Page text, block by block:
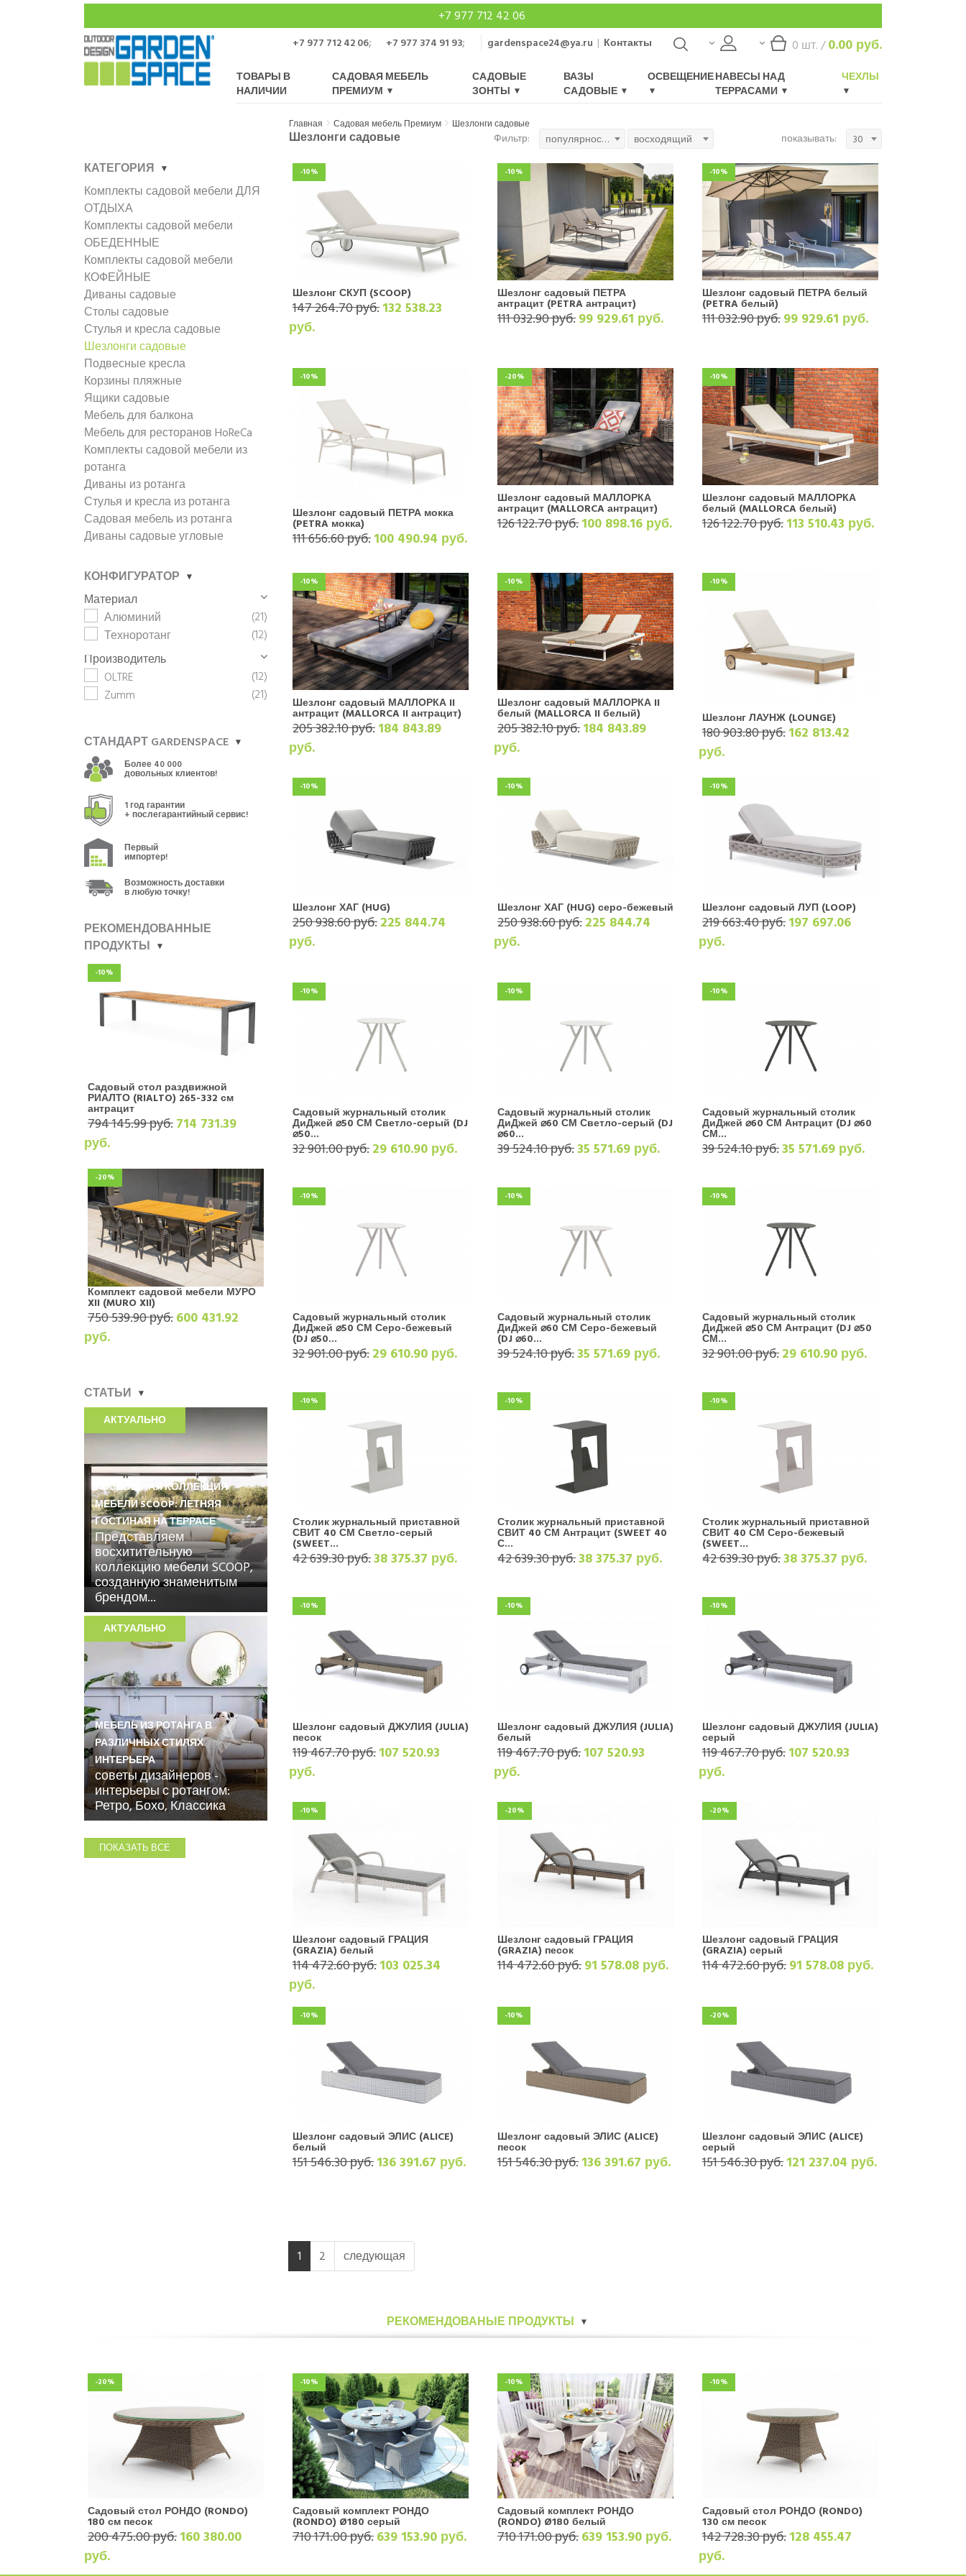
+7 977 712 42 06
+7 977 712 42 06; +7 977 374 91 93; gardenspace24@ya.ru | Контакты 0 шт. /0.00руб.
ТОВАРЫ В
НАЛИЧИИ
САДОВАЯ МЕБЕЛЬ
ПРЕМИУМ
САДОВЫЕ
ЗОНТЫ
ВАЗЫ
САДОВЫЕ
ОСВЕЩЕНИЕНАВЕСЫ НАД
ТЕРРАСАМИ
ЧЕХЛЫ
Главная Садовая мебель Премиум Шезлонги садовые
Шезлонги садовые Фильтр: популярность восходящий показывать: 30
КАТЕГОРИЯ
Комплекты садовой мебели ДЛЯ
ОТДЫХА
Комплекты садовой мебели
ОБЕДЕННЫЕ
Комплекты садовой мебели
КОФЕЙНЫЕ
Диваны садовые
Столы садовые
Стулья и кресла садовые
Шезлонги садовые
Подвесные кресла
Корзины пляжные
Ящики садовые
Мебель для балкона
Мебель для ресторанов HoReCa
Комплекты садовой мебели из
ротанга
Диваны из ротанга
Стулья и кресла из ротанга
Садовая мебель из ротанга
Диваны садовые угловые
КОНФИГУРАТОР
Материал
Алюминий
(21)
Техноротанг
(12)
Производитель
OLTRE
(12)
Zumm
(21)
СТАНДАРТ GARDENSPACE
Более 40 000
довольных клиентов!
1 год гарантии
+ послегарантийный сервис!
Первый
импортер!
Возможность доставки
в любую точку!
РЕКОМЕНДОВАННЫЕ
ПРОДУКТЫ
-10%
Садовый стол раздвижной
РИАЛТО (RIALTO) 265-332 см
антрацит
794 145.99 руб.714 731.39
руб.
-20%
Комплект садовой мебели МУРО
XII (MURO XII)
750 539.90 руб.600 431.92
руб.
СТАТЬИ
АКТУАЛЬНО
РОСКОШНАЯ КОЛЛЕКЦИЯ
МЕБЕЛИ SCOOP: ЛЕТНЯЯ
ГОСТИНАЯ НА ТЕРРАСЕ
Представляем
восхитительную
коллекцию мебели SCOOP,
созданную знаменитым
брендом...
АКТУАЛЬНО
МЕБЕЛЬ ИЗ РОТАНГА В
РАЗЛИЧНЫХ СТИЛЯХ
ИНТЕРЬЕРА
советы дизайнеров -
интерьеры с ротангом:
Ретро, Бохо, Классика
ПОКАЗАТЬ ВСЕ
-10%
Шезлонг СКУП (SCOOP)
147 264.70 руб.132 538.23
руб.
-10%
Шезлонг садовый ПЕТРА
антрацит (PETRA антрацит)
111 032.90 руб.99 929.61 руб.
-10%
Шезлонг садовый ПЕТРА белый
(PETRA белый)
111 032.90 руб.99 929.61 руб.
-10%
Шезлонг садовый ПЕТРА мокка
(PETRA мокка)
111 656.60 руб.100 490.94 руб.
-20%
Шезлонг садовый МАЛЛОРКА
антрацит (MALLORCA антрацит)
126 122.70 руб.100 898.16 руб.
-10%
Шезлонг садовый МАЛЛОРКА
белый (MALLORCA белый)
126 122.70 руб.113 510.43 руб.
-10%
Шезлонг садовый МАЛЛОРКА II
антрацит (MALLORCA II антрацит)
205 382.10 руб.184 843.89
руб.
-10%
Шезлонг садовый МАЛЛОРКА II
белый (MALLORCA II белый)
205 382.10 руб.184 843.89
руб.
-10%
Шезлонг ЛАУНЖ (LOUNGE)
180 903.80 руб.162 813.42
руб.
-10%
Шезлонг ХАГ (HUG)
250 938.60 руб.225 844.74
руб.
-10%
Шезлонг ХАГ (HUG) серо-бежевый
250 938.60 руб.225 844.74
руб.
-10%
Шезлонг садовый ЛУП (LOOP)
219 663.40 руб.197 697.06
руб.
-10%
Садовый журнальный столик
ДиДжей ⌀50 СМ Светло-серый (DJ
⌀50...
32 901.00 руб.29 610.90 руб.
-10%
Садовый журнальный столик
ДиДжей ⌀60 СМ Светло-серый (DJ
⌀60...
39 524.10 руб.35 571.69 руб.
-10%
Садовый журнальный столик
ДиДжей ⌀60 СМ Антрацит (DJ ⌀60
СМ...
39 524.10 руб.35 571.69 руб.
-10%
Садовый журнальный столик
ДиДжей ⌀50 СМ Серо-бежевый
(DJ ⌀50...
32 901.00 руб.29 610.90 руб.
-10%
Садовый журнальный столик
ДиДжей ⌀60 СМ Серо-бежевый
(DJ ⌀60...
39 524.10 руб.35 571.69 руб.
-10%
Садовый журнальный столик
ДиДжей ⌀50 СМ Антрацит (DJ ⌀50
СМ...
32 901.00 руб.29 610.90 руб.
-10%
Столик журнальный приставной
СВИТ 40 СМ Светло-серый
(SWEET...
42 639.30 руб.38 375.37 руб.
-10%
Столик журнальный приставной
СВИТ 40 СМ Антрацит (SWEET 40
С...
42 639.30 руб.38 375.37 руб.
-10%
Столик журнальный приставной
СВИТ 40 СМ Серо-бежевый
(SWEET...
42 639.30 руб.38 375.37 руб.
-10%
Шезлонг садовый ДЖУЛИЯ (JULIA)
песок
119 467.70 руб.107 520.93
руб.
-10%
Шезлонг садовый ДЖУЛИЯ (JULIA)
белый
119 467.70 руб.107 520.93
руб.
-10%
Шезлонг садовый ДЖУЛИЯ (JULIA)
серый
119 467.70 руб.107 520.93
руб.
-10%
Шезлонг садовый ГРАЦИЯ
(GRAZIA) белый
114 472.60 руб.103 025.34
руб.
-20%
Шезлонг садовый ГРАЦИЯ
(GRAZIA)​​​​​​​ песок
114 472.60 руб.91 578.08 руб.
-20%
Шезлонг садовый ГРАЦИЯ
(GRAZIA) серый
114 472.60 руб.91 578.08 руб.
-10%
Шезлонг садовый ЭЛИС (ALICE)
белый
151 546.30 руб.136 391.67 руб.
-10%
Шезлонг садовый ЭЛИС (ALICE)​​​​​​​
песок
151 546.30 руб.136 391.67 руб.
-20%
Шезлонг садовый ЭЛИС (ALICE)
серый
151 546.30 руб.121 237.04 руб.
1 2 следующая
РЕКОМЕНДОВАНЫЕ ПРОДУКТЫ
-20%
Садовый стол РОНДО (RONDO)
180 см песок
200 475.00 руб.160 380.00
руб.
-10%
Садовый комплект РОНДО
(RONDO) Ø180 серый
710 171.00 руб.639 153.90 руб.
-10%
Садовый комплект РОНДО
(RONDO) Ø180 белый
710 171.00 руб.639 153.90 руб.
-10%
Садовый стол РОНДО (RONDO)
130 см песок
142 728.30 руб.128 455.47
руб.